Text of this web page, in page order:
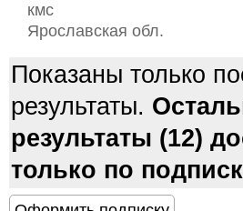
кмс
Ярославская обл.
Показаны только
результаты.
результаты (12)
только по